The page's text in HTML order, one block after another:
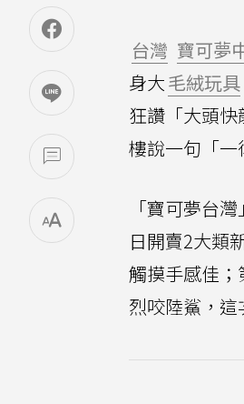
台灣 寶可夢
身大毛絨玩具
狂讚「大頭
樓說一句「一
「寶可夢台
日開賣2大類
觸摸手感佳；
烈咬陸鯊，這